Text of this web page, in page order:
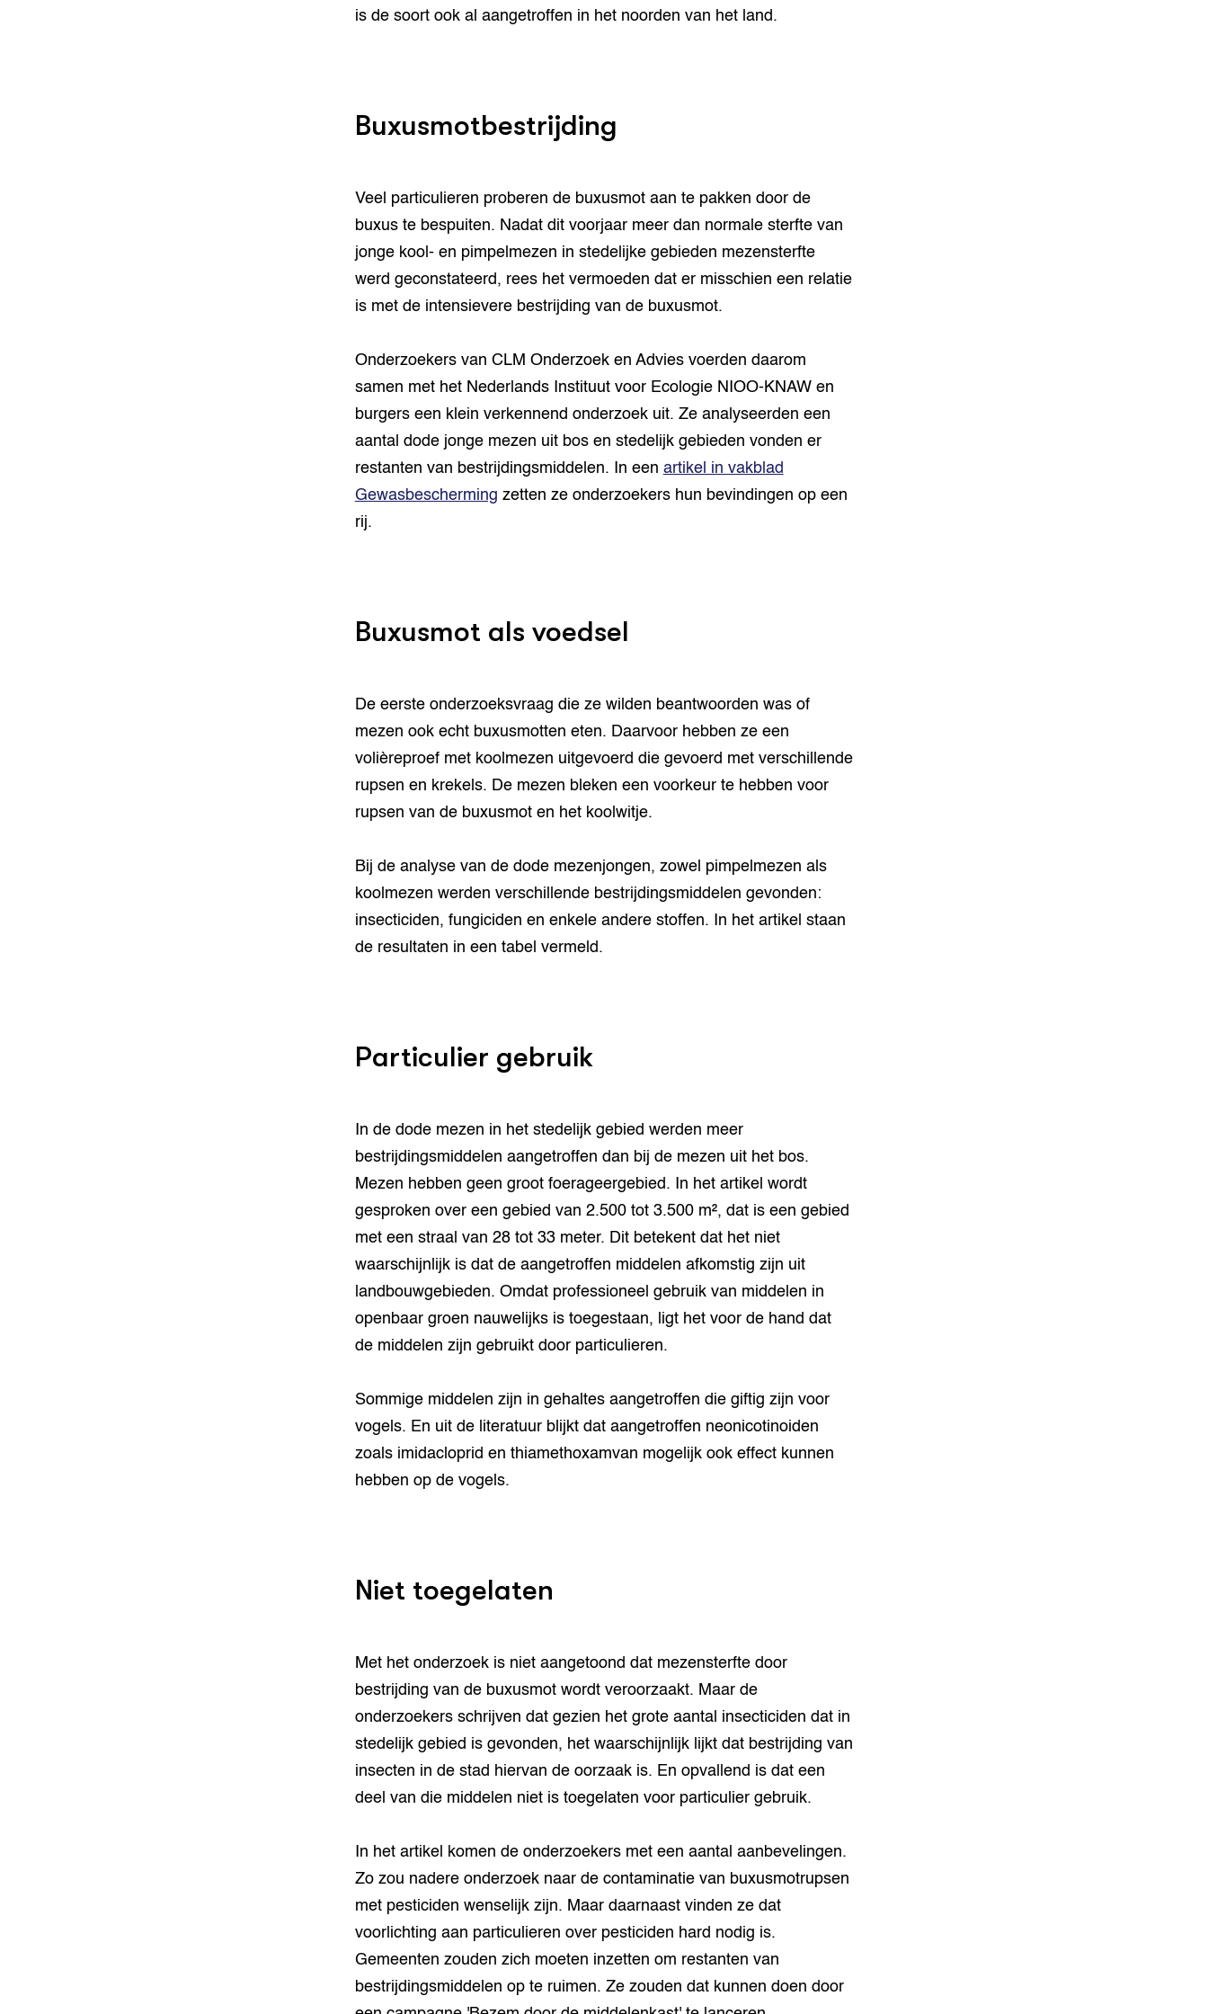
is de soort ook al aangetroffen in het noorden van het land.
Buxusmotbestrijding
Veel particulieren proberen de buxusmot aan te pakken door de
buxus te bespuiten. Nadat dit voorjaar meer dan normale sterfte van
jonge kool- en pimpelmezen in stedelijke gebieden mezensterfte
werd geconstateerd, rees het vermoeden dat er misschien een relatie
is met de intensievere bestrijding van de buxusmot.
Onderzoekers van CLM Onderzoek en Advies voerden daarom
samen met het Nederlands Instituut voor Ecologie NIOO-KNAW en
burgers een klein verkennend onderzoek uit. Ze analyseerden een
aantal dode jonge mezen uit bos en stedelijk gebieden vonden er
restanten van bestrijdingsmiddelen. In een artikel in vakblad
Gewasbescherming zetten ze onderzoekers hun bevindingen op een
rij.
Buxusmot als voedsel
De eerste onderzoeksvraag die ze wilden beantwoorden was of
mezen ook echt buxusmotten eten. Daarvoor hebben ze een
volièreproef met koolmezen uitgevoerd die gevoerd met verschillende
rupsen en krekels. De mezen bleken een voorkeur te hebben voor
rupsen van de buxusmot en het koolwitje.
Bij de analyse van de dode mezenjongen, zowel pimpelmezen als
koolmezen werden verschillende bestrijdingsmiddelen gevonden:
insecticiden, fungiciden en enkele andere stoffen. In het artikel staan
de resultaten in een tabel vermeld.
Particulier gebruik
In de dode mezen in het stedelijk gebied werden meer
bestrijdingsmiddelen aangetroffen dan bij de mezen uit het bos.
Mezen hebben geen groot foerageergebied. In het artikel wordt
gesproken over een gebied van 2.500 tot 3.500 m², dat is een gebied
met een straal van 28 tot 33 meter. Dit betekent dat het niet
waarschijnlijk is dat de aangetroffen middelen afkomstig zijn uit
landbouwgebieden. Omdat professioneel gebruik van middelen in
openbaar groen nauwelijks is toegestaan, ligt het voor de hand dat
de middelen zijn gebruikt door particulieren.
Sommige middelen zijn in gehaltes aangetroffen die giftig zijn voor
vogels. En uit de literatuur blijkt dat aangetroffen neonicotinoiden
zoals imidacloprid en thiamethoxamvan mogelijk ook effect kunnen
hebben op de vogels.
Niet toegelaten
Met het onderzoek is niet aangetoond dat mezensterfte door
bestrijding van de buxusmot wordt veroorzaakt. Maar de
onderzoekers schrijven dat gezien het grote aantal insecticiden dat in
stedelijk gebied is gevonden, het waarschijnlijk lijkt dat bestrijding van
insecten in de stad hiervan de oorzaak is. En opvallend is dat een
deel van die middelen niet is toegelaten voor particulier gebruik.
In het artikel komen de onderzoekers met een aantal aanbevelingen.
Zo zou nadere onderzoek naar de contaminatie van buxusmotrupsen
met pesticiden wenselijk zijn. Maar daarnaast vinden ze dat
voorlichting aan particulieren over pesticiden hard nodig is.
Gemeenten zouden zich moeten inzetten om restanten van
bestrijdingsmiddelen op te ruimen. Ze zouden dat kunnen doen door